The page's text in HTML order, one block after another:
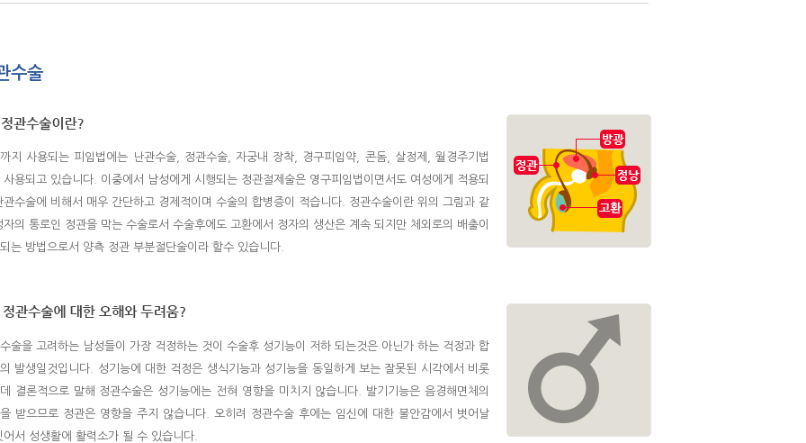
수술
지 사용되는 피임법에는 난관수술, 정관수술, 자궁내 장착, 경구피임약, 콘돔, 살정제, 월경주기법
사용되고 있습니다. 이중에서 남성에게 시행되는 정관절제술은 영구피임법이면서도 여성에게 적용되
관수술에 비해서 매우 간단하고 경제적이며 수술의 합병증이 적습니다. 정관수술이란 위의 그림과 같
자의 통로인 정관을 막는 수술로서 수술후에도 고환에서 정자의 생산은 계속 되지만 체외로의 배출이
는 방법으로서 양측 정관 부분절단술이라 할수 있습니다.
술을 고려하는 남성들이 가장 걱정하는 것이 수술후 성기능이 저하 되는것은 아닌가 하는 걱정과 합
발생일것입니다. 성기능에 대한 걱정은 생식기능과 성기능을 동일하게 보는 잘못된 시각에서 비롯
결론적으로 말해 정관수술은 성기능에는 전혀 영향을 미치지 않습니다. 발기기능은 음경해면체의
받으므로 정관은 영향을 주지 않습니다. 오히려 정관수술 후에는 임신에 대한 불안감에서 벗어날
어서 성생활에 활력소가 될 수 있습니다.